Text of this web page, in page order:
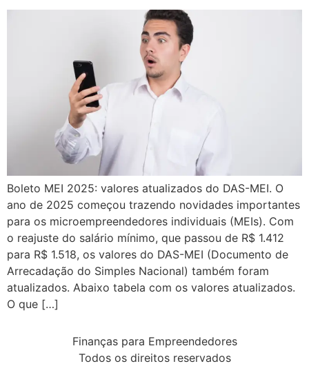
Boleto MEI 2025: valores atualizados do DAS-MEI. O
ano de 2025 começou trazendo novidades importantes
para os microempreendedores individuais (MEIs). Com
o reajuste do salário mínimo, que passou de R$ 1.412
para R$ 1.518, os valores do DAS-MEI (Documento de
Arrecadação do Simples Nacional) também foram
atualizados. Abaixo tabela com os valores atualizados.
O que […]
Finanças para Empreendedores
Todos os direitos reservados